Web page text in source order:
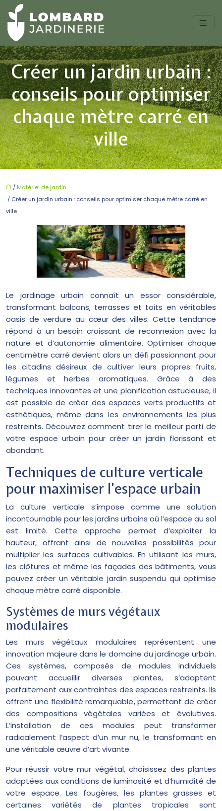
Créer un jardin urbain :
conseils pour optimiser
chaque mètre carré en
ville
/ Matériel de jardin
/ Créer un jardin urbain : conseils pour optimiser chaque mètre carré en
ville
Le jardinage urbain connaît un essor considérable,
transformant balcons, terrasses et toits en véritables
oasis de verdure au cœur des villes. Cette tendance
répond à un besoin croissant de reconnexion avec la
nature et d’autonomie alimentaire. Optimiser chaque
centimètre carré devient alors un défi passionnant pour
les citadins désireux de cultiver leurs propres fruits,
légumes et herbes aromatiques. Grâce à des
techniques innovantes et une planification astucieuse, il
est possible de créer des espaces verts productifs et
esthétiques, même dans les environnements les plus
restreints. Découvrez comment tirer le meilleur parti de
votre espace urbain pour créer un jardin florissant et
abondant.
Techniques de culture verticale
pour maximiser l’espace urbain
La culture verticale s’impose comme une solution
incontournable pour les jardins urbains où l’espace au sol
est limité. Cette approche permet d’exploiter la
hauteur, offrant ainsi de nouvelles possibilités pour
multiplier les surfaces cultivables. En utilisant les murs,
les clôtures et même les façades des bâtiments, vous
pouvez créer un véritable jardin suspendu qui optimise
chaque mètre carré disponible.
Systèmes de murs végétaux
modulaires
Les murs végétaux modulaires représentent une
innovation majeure dans le domaine du jardinage urbain.
Ces systèmes, composés de modules individuels
pouvant accueillir diverses plantes, s’adaptent
parfaitement aux contraintes des espaces restreints. Ils
offrent une flexibilité remarquable, permettant de créer
des compositions végétales variées et évolutives.
L’installation de ces modules peut transformer
radicalement l’aspect d’un mur nu, le transformant en
une véritable œuvre d’art vivante.
Pour réussir votre mur végétal, choisissez des plantes
adaptées aux conditions de luminosité et d’humidité de
votre espace. Les fougères, les plantes grasses et
certaines variétés de plantes tropicales sont